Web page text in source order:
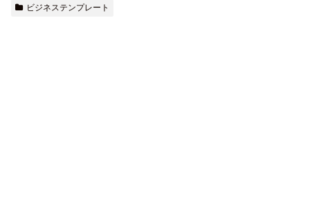
ビジネステンプレート